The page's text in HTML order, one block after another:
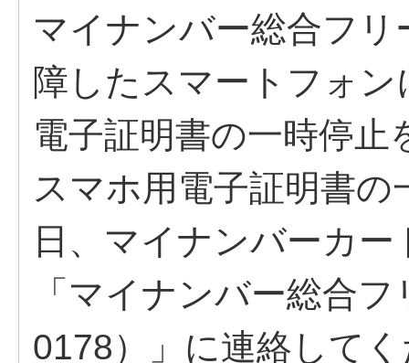
マイナンバー総合フ
障したスマートフォ
電子証明書の一時停
スマホ用電子証明書
日、マイナンバーカ
「マイナンバー総合
0178）」に連絡して